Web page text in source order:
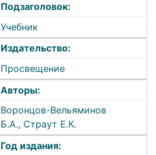
Подзаголовок:
Учебник
Издательство:
Просвещение
Авторы:
Воронцов-Вельяминов
Б.А., Страут Е.К.
Год издания: